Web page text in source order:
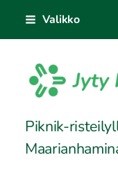
sisältöön
Valikko
Piknik-